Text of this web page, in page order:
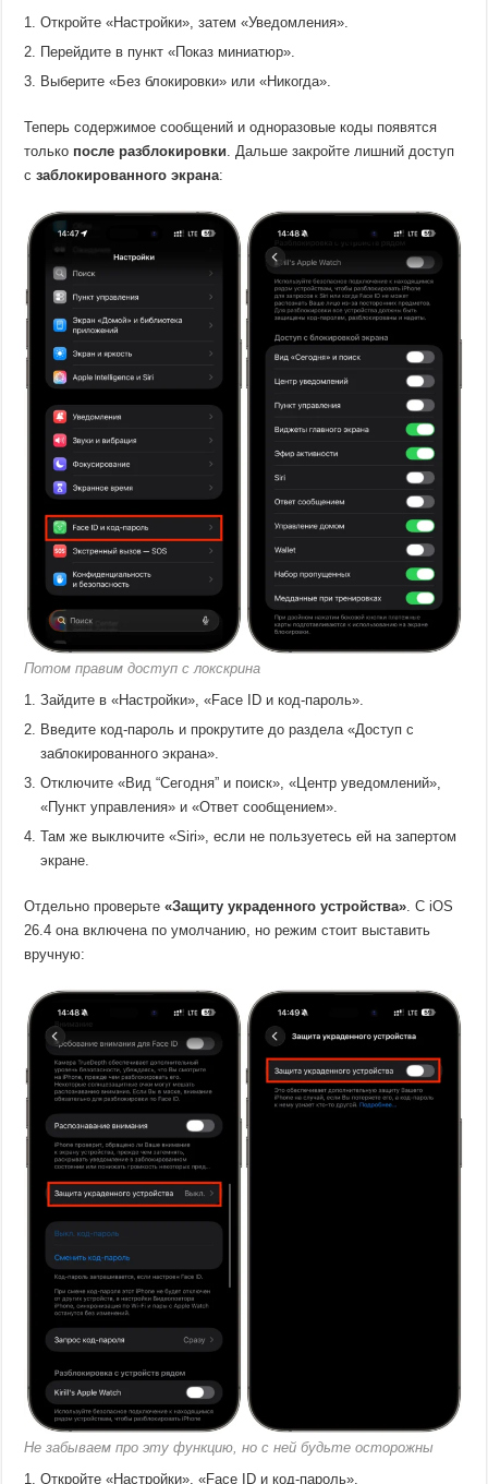
Откройте «Настройки», затем «Уведомления».
Перейдите в пункт «Показ миниатюр».
Выберите «Без блокировки» или «Никогда».
Теперь содержимое сообщений и одноразовые коды появятся
только после разблокировки . Дальше закройте лишний доступ
сзаблокированного экрана:
Потом правим доступ с локскрина
Зайдите в «Настройки», «Face ID и код-пароль».
Введите код-пароль и прокрутите до раздела «Доступ с
заблокированного экрана».
Отключите «Вид “Сегодня” и поиск», «Центр уведомлений»,
«Пункт управления» и «Ответ сообщением».
Там же выключите «Siri», если не пользуетесь ей на запертом
экране.
Отдельно проверьте«Защиту украденного устройства». С iOS
26.4 она включена по умолчанию, но режим стоит выставить
вручную:
Не забываем про эту функцию, но с ней будьте осторожны
Откройте «Настройки», «Face ID и код-пароль».